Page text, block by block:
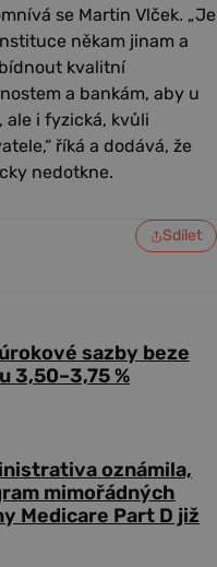
se Martin Vlček. „Je
někam jinam a
kvalitní
a bankám, aby u
ale i fyzická, kvůli
říká a dodává, že
nedotkne.
Sdílet
sazby beze
3,50–3,75 %
oznámila,
mimořádných
Medicare Part D již